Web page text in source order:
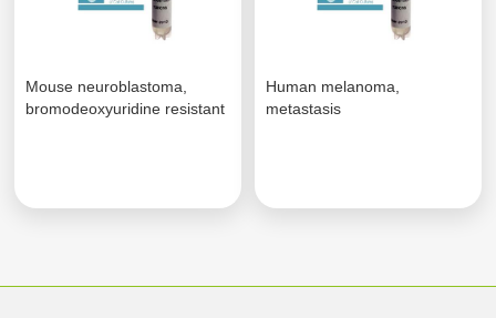
Mouse neuroblastoma,
bromodeoxyuridine resistant
Human melanoma,
metastasis